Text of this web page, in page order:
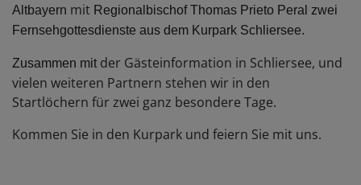
Altbayern mit Regionalbischof Thomas Prieto Peral zwei
Fernsehgottesdienste aus dem Kurpark Schliersee.
Zusammen mit der Gästeinformation in Schliersee, und
vielen weiteren Partnern stehen wir in den
Startlöchern für zwei ganz besondere Tage.
Kommen Sie in den Kurpark und feiern Sie mit uns.